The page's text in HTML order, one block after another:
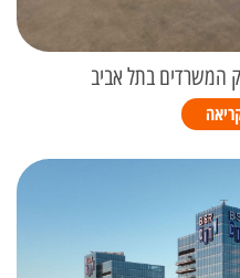
המשרדים בתל אביב